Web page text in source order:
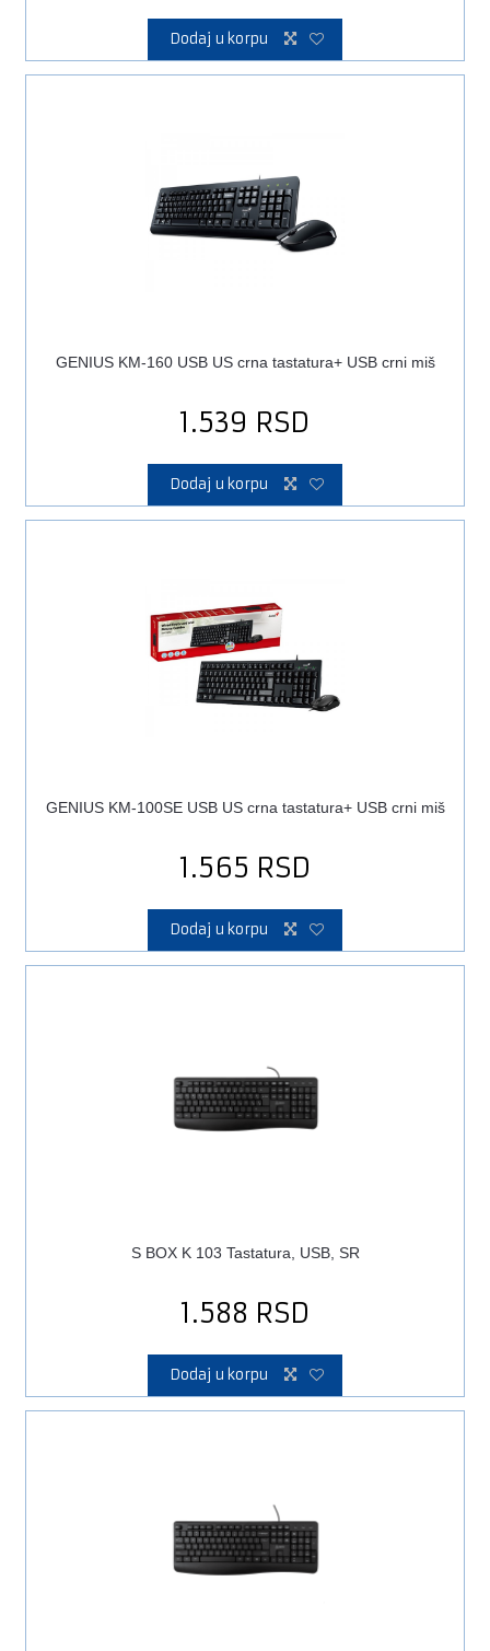
Dodaj u korpu
GENIUS KM-160 USB US crna tastatura+ USB crni miš
1.539 RSD
Dodaj u korpu
GENIUS KM-100SE USB US crna tastatura+ USB crni miš
1.565 RSD
Dodaj u korpu
S BOX K 103 Tastatura, USB, SR
1.588 RSD
Dodaj u korpu